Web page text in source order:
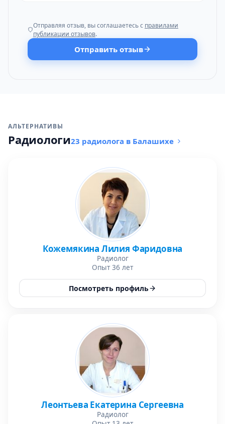
Отправляя отзыв, вы соглашаетесь с правилами
публикации отзывов.
Отправить отзыв
АЛЬТЕРНАТИВЫ
Радиологи23 радиолога в Балашихе
Кожемякина Лилия Фаридовна
Радиолог
Опыт 36 лет
Посмотреть профиль
Леонтьева Екатерина Сергеевна
Радиолог